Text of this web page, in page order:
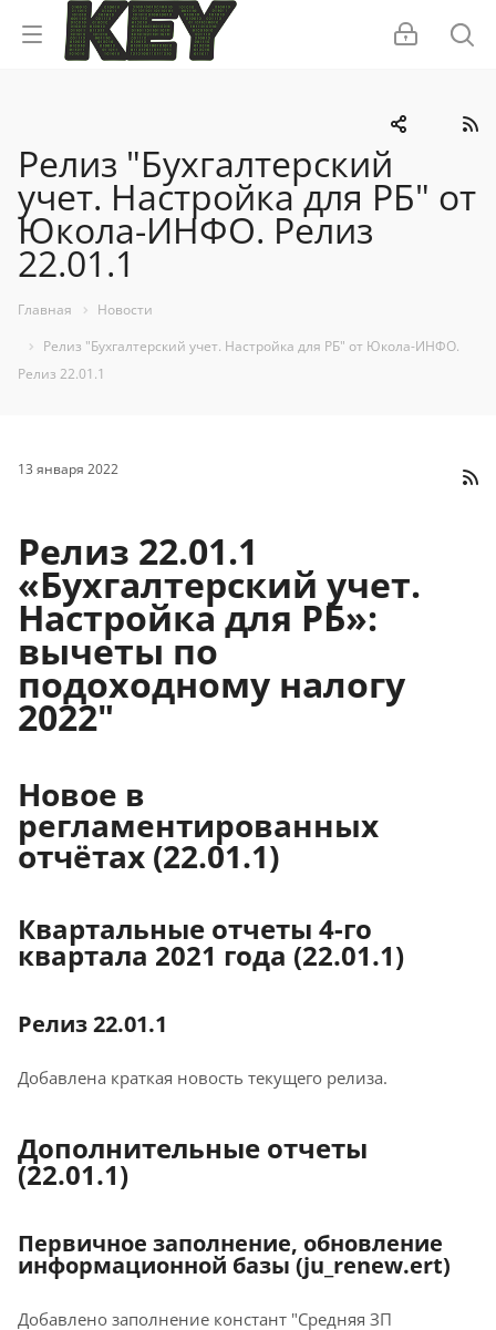
Релиз "Бухгалтерский
учет. Настройка для РБ" от
Юкола-ИНФО. Релиз
22.01.1
Главная
Новости
Релиз "Бухгалтерский учет. Настройка для РБ" от Юкола-ИНФО.
Релиз 22.01.1
13 января 2022
Релиз 22.01.1
«Бухгалтерский учет.
Настройка для РБ»:
вычеты по
подоходному налогу
2022"
Новое в
регламентированных
отчётах (22.01.1)
Квартальные отчеты 4-го
квартала 2021 года (22.01.1)
Релиз 22.01.1
Добавлена краткая новость текущего релиза.
Дополнительные отчеты
(22.01.1)
Первичное заполнение, обновление
информационной базы (ju_renew.ert)
Добавлено заполнение констант "Средняя ЗП